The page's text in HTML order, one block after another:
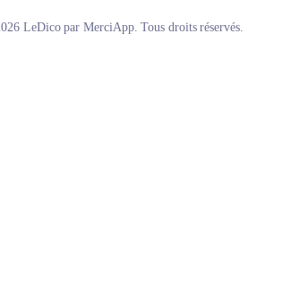
LeDico par MerciApp. Tous droits réservés.